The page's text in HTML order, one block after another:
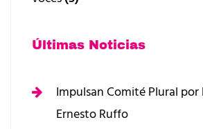
Últimas Noticias
Impulsan Comité Plural
Ernesto Ruffo